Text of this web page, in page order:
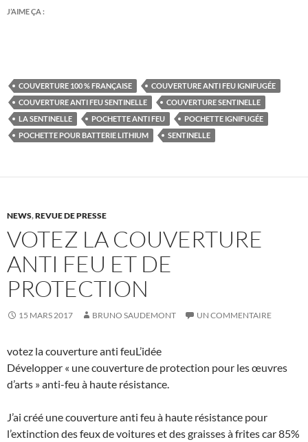
J’AIME ÇA :
COUVERTURE 100 % FRANÇAISE
COUVERTURE ANTI FEU IGNIFUGÉE
COUVERTURE ANTI FEU SENTINELLE
COUVERTURE SENTINELLE
LA SENTINELLE
POCHETTE ANTI FEU
POCHETTE IGNIFUGÉE
POCHETTE POUR BATTERIE LITHIUM
SENTINELLE
NEWS,REVUE DE PRESSE
VOTEZ LA COUVERTURE
ANTI FEU ET DE
PROTECTION
15 MARS 2017 BRUNO SAUDEMONT UN COMMENTAIRE
votez la couverture anti feuL’idée
Développer « une couverture de protection pour les œuvres
d’arts » anti-feu à haute résistance.
J’ai créé une couverture anti feu à haute résistance pour
l’extinction des feux de voitures et des graisses à frites car 85%